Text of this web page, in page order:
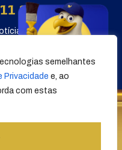
semelhantes
Privacidade e, ao
com estas
2500
os direitos reservados.